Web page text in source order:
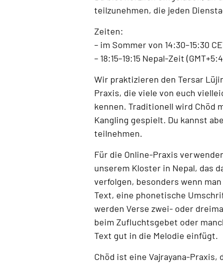
teilzunehmen, die jeden
Zeiten:
– im Sommer von 14:30–15:30
– 18:15–19:15 Nepal-Zeit
Wir praktizieren den Tersar
Praxis, die viele von euch
kennen. Traditionell wird Chöd
Kangling gespielt. Du kannst
teilnehmen.
Für die Online-Praxis
unserem Kloster in Nepal, das
verfolgen, besonders wenn
Text, eine phonetische
werden Verse zwei- oder
beim Zufluchtsgebet oder
Text gut in die Melodie einfügt.
Chöd ist eine Vajrayana-Praxis,